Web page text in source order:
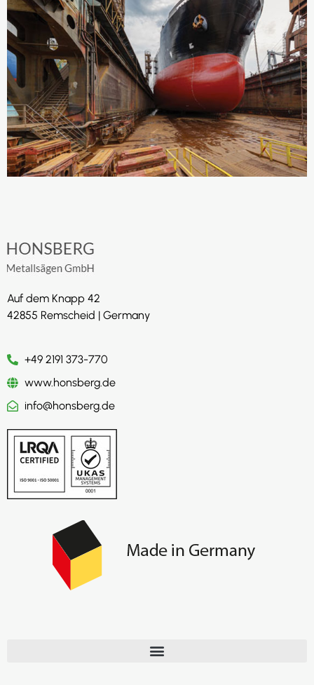
Auf dem Knapp 42
42855 Remscheid | Germany
+49 2191 373-770
www.honsberg.de
info@honsberg.de